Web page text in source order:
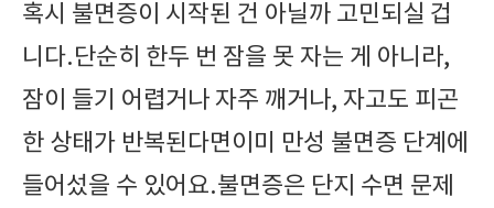
혹시 불면증이 시작된 건 아닐까 고민되실 겁
니다.단순히 한두 번 잠을 못 자는 게 아니라,
잠이 들기 어렵거나 자주 깨거나, 자고도 피곤
한 상태가 반복된다면이미 만성 불면증 단계에
들어섰을 수 있어요.불면증은 단지 수면 문제